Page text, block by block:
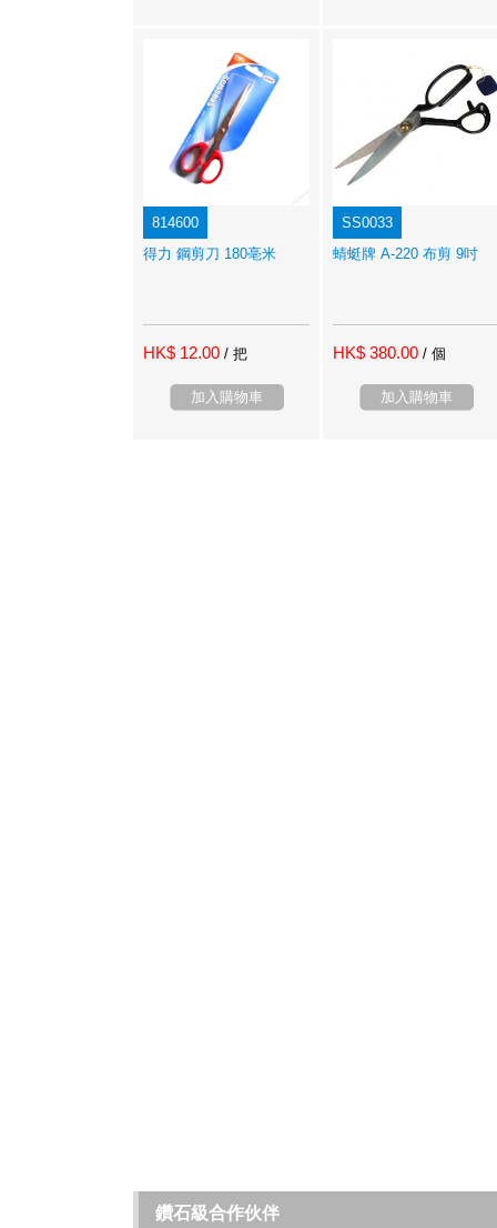
814600
得力 鋼剪刀 180亳米
HK$ 12.00 / 把
加入購物車
SS0033
蜻蜓牌 A-220 布剪 9吋
HK$ 380.00 / 個
加入購物車
鑽石級合作伙伴